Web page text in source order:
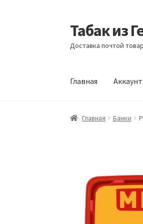
Перейти
к
навигации
Перейти
к
содержимому
Табак из
Доставка почтой
Главная Аккаунт
Главная Аккаунт Блог
Главная Банки